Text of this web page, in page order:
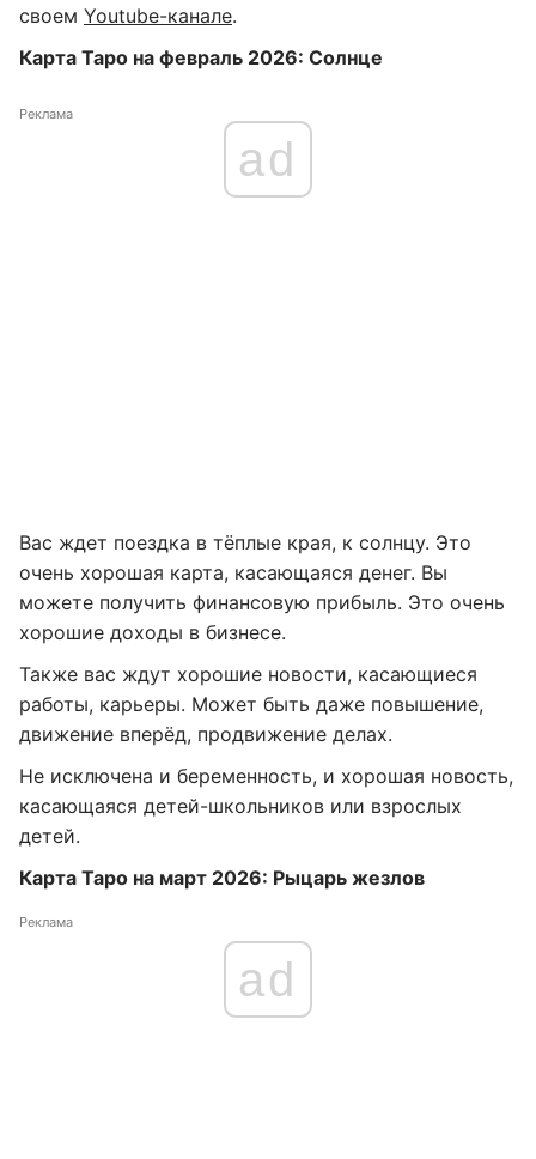
своем Youtube-канале.
Карта Таро на февраль 2026: Солнце
Реклама
ad
Вас ждет поездка в тёплые края, к солнцу. Это
очень хорошая карта, касающаяся денег. Вы
можете получить финансовую прибыль. Это очень
хорошие доходы в бизнесе.
Также вас ждут хорошие новости, касающиеся
работы, карьеры. Может быть даже повышение,
движение вперёд, продвижение делах.
Не исключена и беременность, и хорошая новость,
касающаяся детей-школьников или взрослых
детей.
Карта Таро на март 2026: Рыцарь жезлов
Реклама
ad